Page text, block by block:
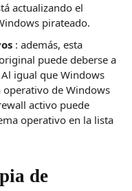
actualizando el
pirateado.
: además, esta
puede deberse a
Al igual que Windows
operativo de Windows
activo puede
operativo en la lista
de